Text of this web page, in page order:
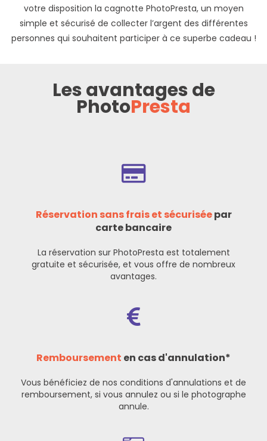
votre disposition la cagnotte PhotoPresta, un moyen
simple et sécurisé de collecter l’argent des différentes
personnes qui souhaitent participer à ce superbe cadeau !
Les avantages de
PhotoPresta
Réservation sans frais et sécuriséepar
carte bancaire
La réservation sur PhotoPresta est totalement
gratuite et sécurisée, et vous offre de nombreux
avantages.
Remboursement en cas d'annulation*
Vous bénéficiez de nos conditions d'annulations et de
remboursement, si vous annulez ou si le photographe
annule.